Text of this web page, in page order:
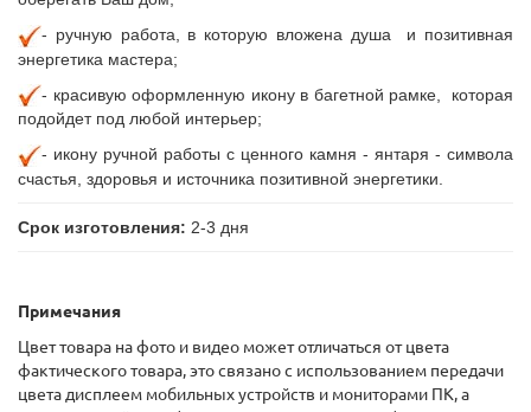
- ручную работа, в которую вложена душа и позитивная
энергетика мастера;
- красивую оформленную икону в багетной рамке, которая
подойдет под любой интерьер;
- икону ручной работы с ценного камня - янтаря - символа
счастья, здоровья и источника позитивной энергетики.
Срок изготовления: 2-3 дня
Примечания
Цвет товара на фото и видео может отличаться от цвета
фактического товара, это связано с использованием передачи
цвета дисплеем мобильных устройств и мониторами ПК, а